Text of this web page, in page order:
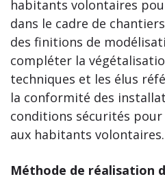
habitants volontaires
dans le cadre de
des finitions de
compléter la
techniques et les élus
la conformité des
conditions sécurités
aux habitants volontaires.
Méthode de réalisation